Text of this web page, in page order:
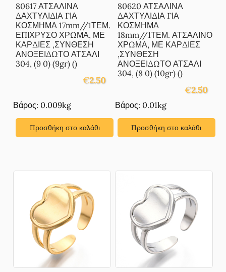
80617 ΑΤΣΑΛΙΝΑ
ΔΑΧΤΥΛΙΔΙΑ ΓΙΑ
ΚΟΣΜΗΜΑ 17mm//1ΤΕΜ.
ΕΠΙΧΡΥΣΟ ΧΡΩΜΑ, ΜΕ
ΚΑΡΔΙΕΣ ,ΣΥΝΘΕΣΗ
ΑΝΟΞΕΙΔΩΤΟ ΑΤΣΑΛΙ
304, (9 0) (9gr) ()
€2.50
Βάρος: 0.009kg
Προσθήκη στο καλάθι
80620 ΑΤΣΑΛΙΝΑ
ΔΑΧΤΥΛΙΔΙΑ ΓΙΑ
ΚΟΣΜΗΜΑ
18mm//1ΤΕΜ. ΑΤΣΑΛΙΝΟ
ΧΡΩΜΑ, ΜΕ ΚΑΡΔΙΕΣ
,ΣΥΝΘΕΣΗ
ΑΝΟΞΕΙΔΩΤΟ ΑΤΣΑΛΙ
304, (8 0) (10gr) ()
€2.50
Βάρος: 0.01kg
Προσθήκη στο καλάθι